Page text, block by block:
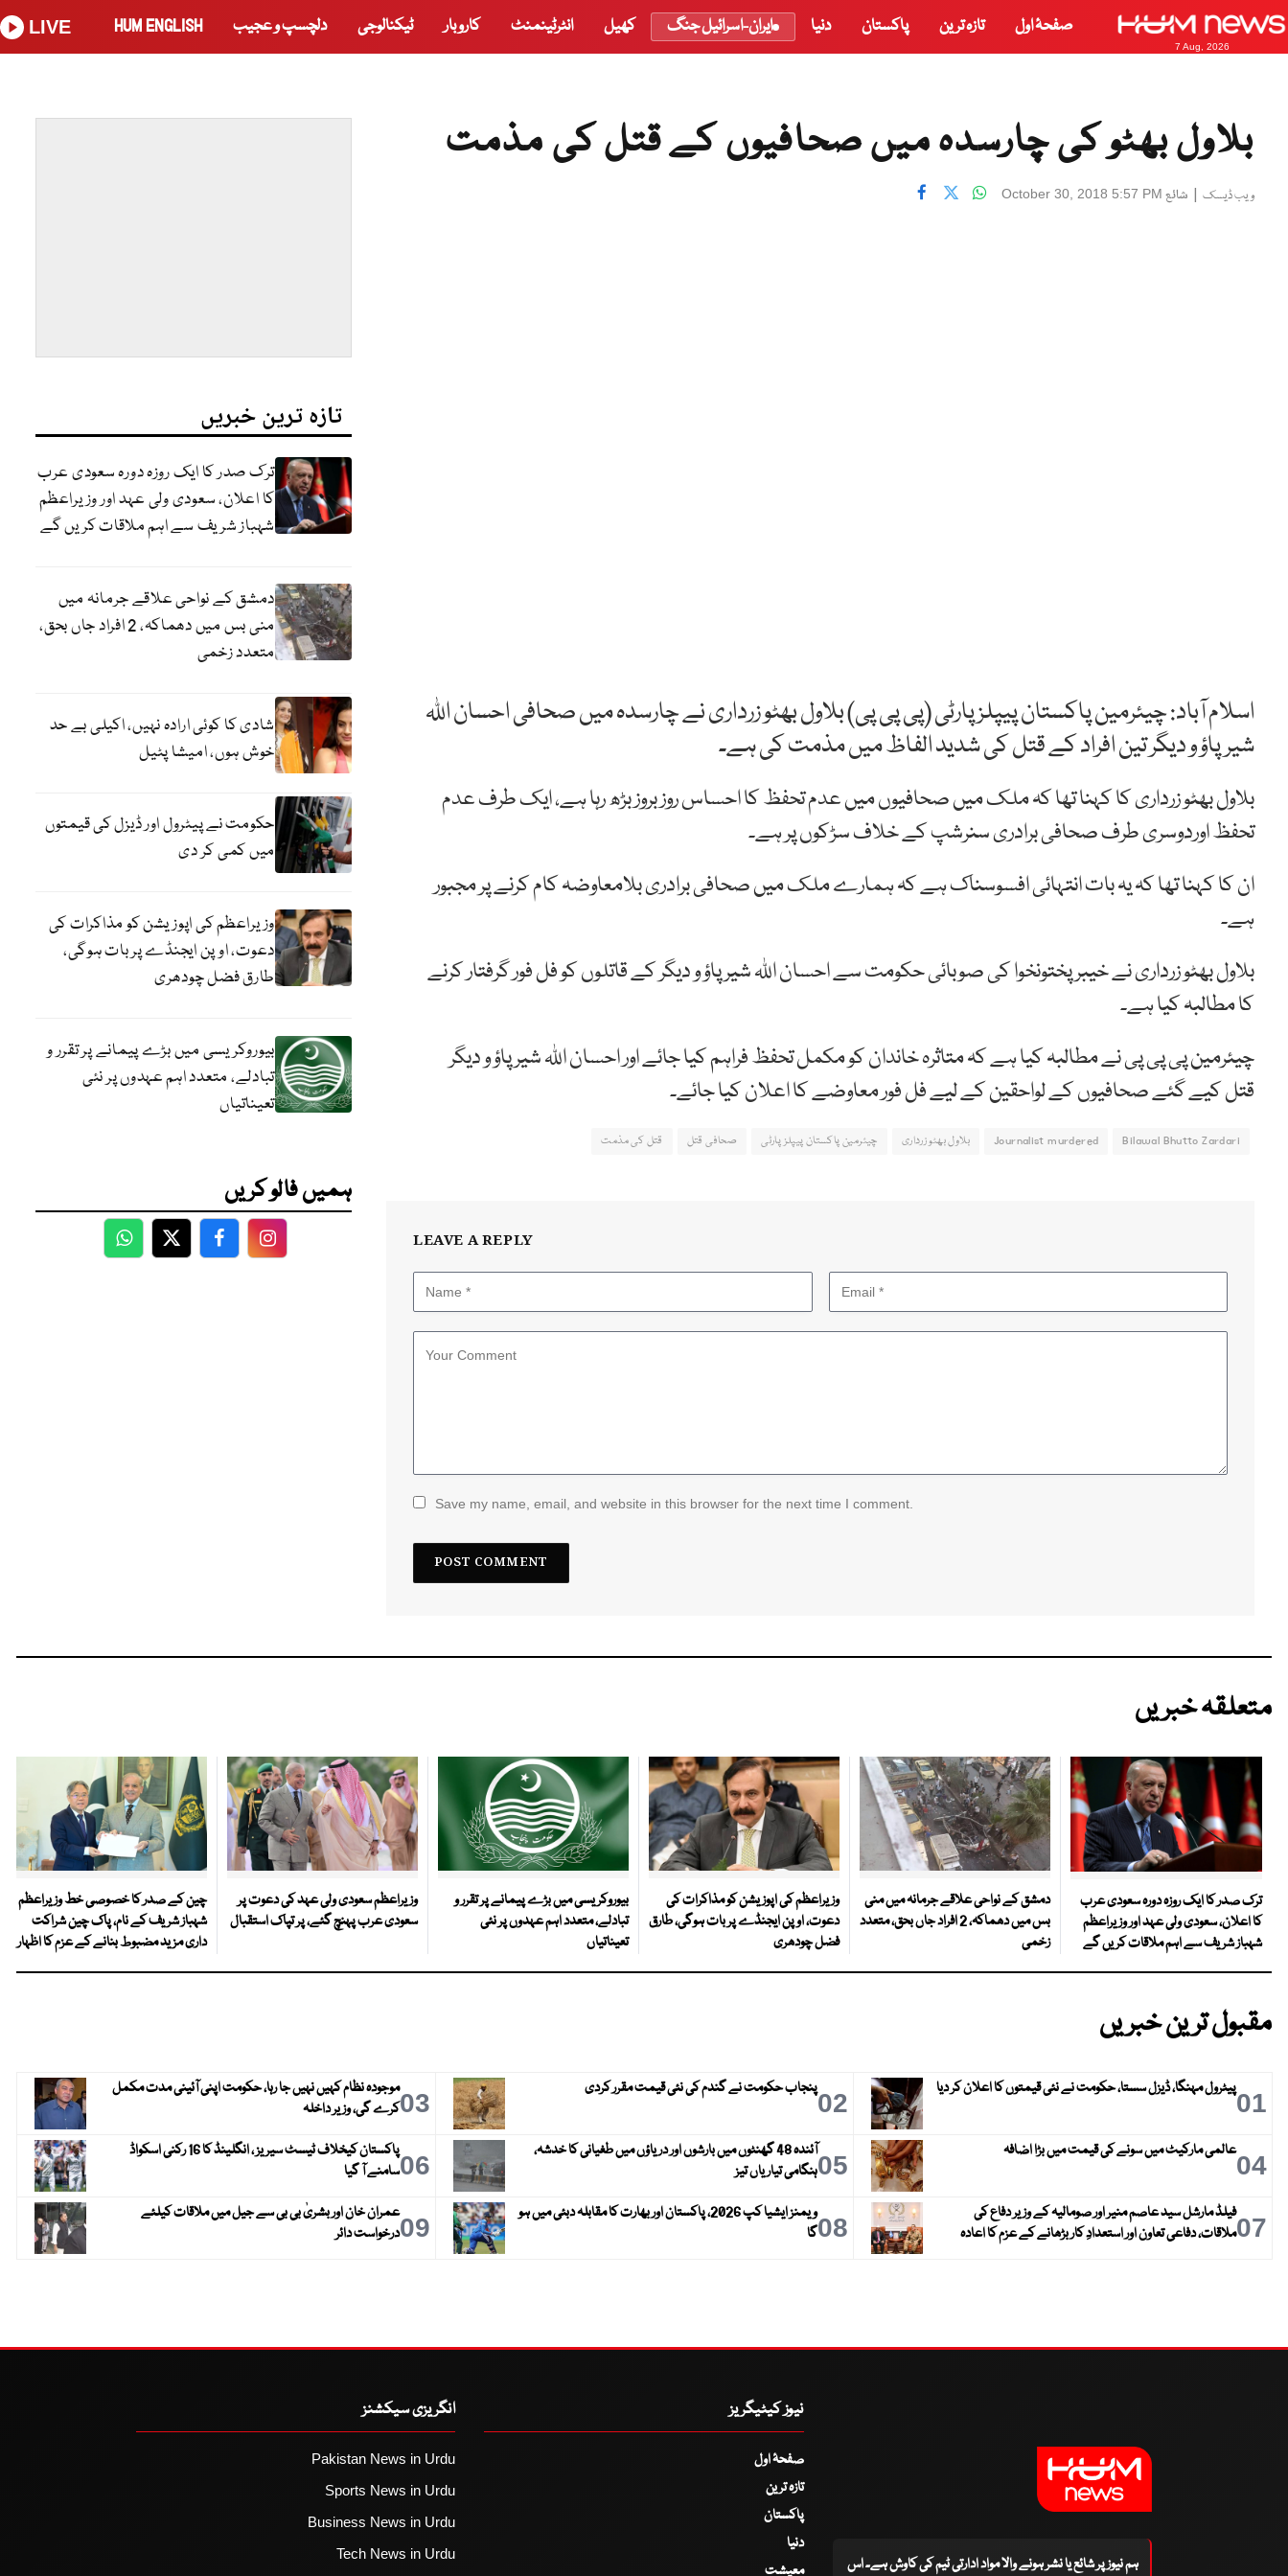
7 Aug, 2026
صفحۂ اول تازہ ترین پاکستان دنیا ایران-اسرائیل جنگ کھیل انٹرٹینمنٹ کاروبار ٹیکنالوجی دلچسپ و عجیب HUM ENGLISH
LIVE
بلاول بھٹو کی چارسدہ میں صحافیوں کے قتل کی مذمت
ویب ڈیسک | شائع October 30, 2018 5:57 PM
اسلام آباد: چیئرمین پاکستان پیپلز پارٹی (پی پی پی) بلاول بھٹو زرداری نے چارسدہ میں صحافی احسان اللہ
شیرپاؤ و دیگر تین افراد کے قتل کی شدید الفاظ میں مذمت کی ہے۔
بلاول بھٹو زرداری کا کہنا تھا کہ ملک میں صحافیوں میں عدم تحفظ کا احساس روز بروز بڑھ رہا ہے، ایک طرف عدم
تحفظ اوردوسری طرف صحافی برادری سنرشپ کے خلاف سڑکوں پر ہے۔
ان کا کہنا تھا کہ یہ بات انتہائی افسوسناک ہے کہ ہمارے ملک میں صحافی برادری بلامعاوضہ کام کرنے پر مجبور
ہے۔
بلاول بھٹو زرداری نے خیبر پختونخوا کی صوبائی حکومت سے احسان اللہ شیرپاؤ و دیگر کے قاتلوں کو فل فور گرفتار کرنے
کا مطالبہ کیا ہے۔
چیئرمین پی پی پی نے مطالبہ کیا ہے کہ متاثرہ خاندان کو مکمل تحفظ فراہم کیا جائے اور احسان اللہ شیرپاؤ و دیگر
قتل کیے گئے صحافیوں کے لواحقین کے لیے فل فور معاوضے کا اعلان کیا جائے۔
Bilawal Bhutto Zardari
Journalist murdered بلاول بھٹو زرداری چیئرمین پاکستان پیپلز پارٹی صحافی قتل قتل کی مذمت
LEAVE A REPLY
Save my name, email, and website in this browser for the next time I comment.
تازہ ترین خبریں
ترک صدر کا ایک روزہ دورہ سعودی عرب
کا اعلان، سعودی ولی عہد اور وزیراعظم
شہباز شریف سے اہم ملاقات کریں گے
دمشق کے نواحی علاقے جرمانہ میں
منی بس میں دھماکہ، 2 افراد جاں بحق،
متعدد زخمی
شادی کا کوئی ارادہ نہیں، اکیلی بے حد
خوش ہوں، امیشا پٹیل
حکومت نے پیٹرول اور ڈیزل کی قیمتوں
میں کمی کر دی
وزیراعظم کی اپوزیشن کو مذاکرات کی
دعوت، اوپن ایجنڈے پر بات ہوگی،
طارق فضل چودھری
بیوروکریسی میں بڑے پیمانے پر تقرر و
تبادلے، متعدد اہم عہدوں پر نئی
تعیناتیاں
ہمیں فالو کریں
WhatsApp
TwitterFacebookFacebook
متعلقہ خبریں
ترک صدر کا ایک روزہ دورہ سعودی عرب
کا اعلان، سعودی ولی عہد اور وزیراعظم
شہباز شریف سے اہم ملاقات کریں گے
دمشق کے نواحی علاقے جرمانہ میں منی
بس میں دھماکہ، 2 افراد جاں بحق، متعدد
زخمی
وزیراعظم کی اپوزیشن کو مذاکرات کی
دعوت، اوپن ایجنڈے پر بات ہوگی، طارق
فضل چودھری
بیوروکریسی میں بڑے پیمانے پر تقرر و
تبادلے، متعدد اہم عہدوں پر نئی
تعیناتیاں
وزیراعظم سعودی ولی عہد کی دعوت پر
سعودی عرب پہنچ گئے، پر تپاک استقبال
چین کے صدر کا خصوصی خط وزیراعظم
شہباز شریف کے نام، پاک چین شراکت
داری مزید مضبوط بنانے کے عزم کا اظہار
مقبول ترین خبریں
01پیٹرول مہنگا، ڈیزل سستا، حکومت نے نئی قیمتوں کا اعلان کر دیا 02پنجاب حکومت نے گندم کی نئی قیمت مقرر کردی 03موجودہ نظام کہیں نہیں جا رہا، حکومت اپنی آئینی مدت مکمل
کرے گی، وزیر داخلہ
04عالمی مارکیٹ میں سونے کی قیمت میں بڑا اضافہ 05
آئندہ 48 گھنٹوں میں بارشوں اور دریاؤں میں طغیانی کا خدشہ،
ہنگامی تیاریاں تیز
06
پاکستان کیخلاف ٹیسٹ سیریز ، انگلینڈ کا 16 رکنی اسکواڈ
سامنے آ گیا
07فیلڈ مارشل سید عاصم منیر اور صومالیہ کے وزیر دفاع کی
ملاقات، دفاعی تعاون اور استعدادِ کار بڑھانے کے عزم کا اعادہ
08
ویمنز ایشیا کپ 2026، پاکستان اور بھارت کا مقابلہ دبئی میں ہو
گا
09عمران خان اور بشریٰ بی بی سے جیل میں ملاقات کیلئے
درخواست دائر
ہم نیوز پر شائع یا نشر ہونے والا مواد ادارتی ٹیم کی کاوش ہے۔ اس
نیوز کیٹیگریز
صفحۂ اول
تازہ ترین
پاکستان
دنیا
معیشت
انگریزی سیکشنز
Pakistan News in Urdu
Sports News in Urdu
Business News in Urdu
Tech News in Urdu